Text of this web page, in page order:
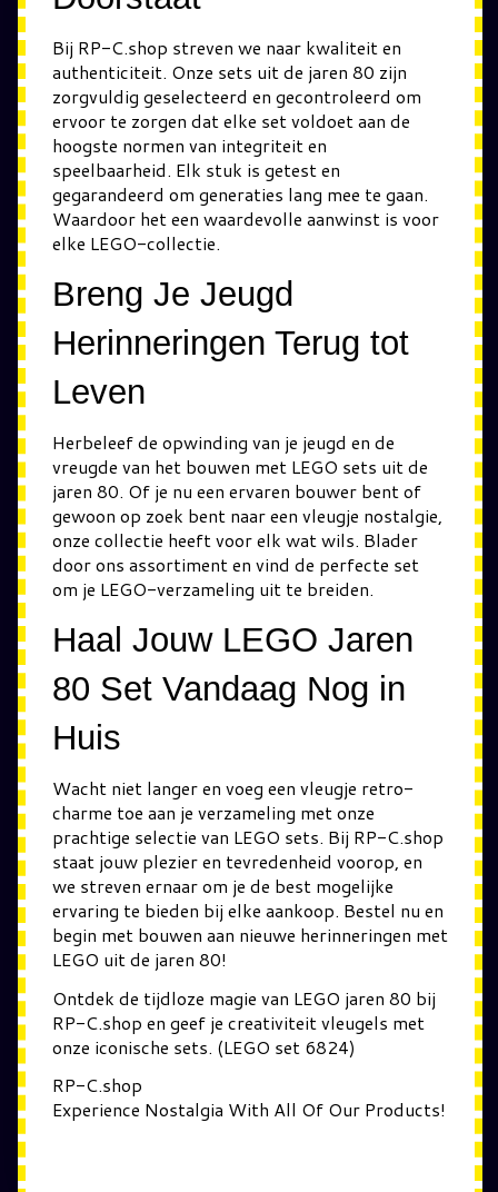
Bij RP-C.shop streven we naar kwaliteit en
authenticiteit. Onze sets uit de jaren 80 zijn
zorgvuldig geselecteerd en gecontroleerd om
ervoor te zorgen dat elke set voldoet aan de
hoogste normen van integriteit en
speelbaarheid. Elk stuk is getest en
gegarandeerd om generaties lang mee te gaan.
Waardoor het een waardevolle aanwinst is voor
elke LEGO-collectie.
Breng Je Jeugd
Herinneringen Terug tot
Leven
Herbeleef de opwinding van je jeugd en de
vreugde van het bouwen met LEGO sets uit de
jaren 80. Of je nu een ervaren bouwer bent of
gewoon op zoek bent naar een vleugje nostalgie,
onze collectie heeft voor elk wat wils. Blader
door ons assortiment en vind de perfecte set
om je LEGO-verzameling uit te breiden.
Haal Jouw LEGO Jaren
80 Set Vandaag Nog in
Huis
Wacht niet langer en voeg een vleugje retro-
charme toe aan je verzameling met onze
prachtige selectie van LEGO sets. Bij RP-C.shop
staat jouw plezier en tevredenheid voorop, en
we streven ernaar om je de best mogelijke
ervaring te bieden bij elke aankoop. Bestel nu en
begin met bouwen aan nieuwe herinneringen met
LEGO uit de jaren 80!
Ontdek de tijdloze magie van LEGO jaren 80 bij
RP-C.shop en geef je creativiteit vleugels met
onze iconische sets. (LEGO set 6824)
RP-C.shop
Experience Nostalgia With All Of Our Products!